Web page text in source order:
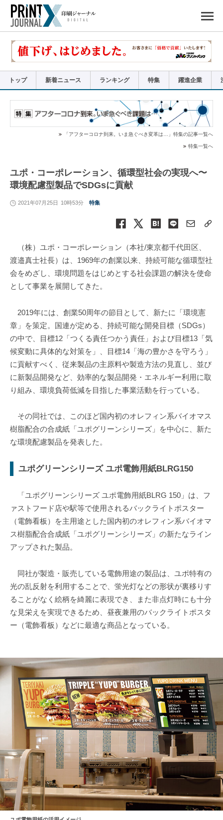
で
リ
トップ 新着ニュース ランキング 特集 躍進企業
「アフターコロナ到来。いま急ぐべき変革は…」特集の記事一覧へ
特集一覧へ
ユポ・コーポレーション、循環型社会の実現へ〜
環境配慮型製品でSDGsに貢献
2021年07月25日 10時53分 特集
（株）ユポ・コーポレーション（本社/東京都千代田区、
渡邉真士社長）は、1969年の創業以来、持続可能な循環型社
会をめざし、環境問題をはじめとする社会課題の解決を使命
として事業を展開してきた。
2019年には、創業50周年の節目として、新たに「環境憲
章」を策定。国連が定める、持続可能な開発目標（SDGs）
の中で、目標12「つくる責任つかう責任」および目標13「気
候変動に具体的な対策を」、目標14「海の豊かさを守ろう」
に貢献すべく、従来製品の主原料や製造方法の見直し、並び
に新製品開発など、効率的な製品開発・エネルギー利用に取
り組み、環境負荷低減を目指した事業活動を行っている。
その同社では、このほど国内初のオレフィン系バイオマス
樹脂配合の合成紙「ユポグリーンシリーズ」を中心に、新た
な環境配慮製品を発表した。
ユポグリーンシリーズ ユポ電飾用紙BLRG150
「ユポグリーンシリーズ ユポ電飾用紙BLRG 150」は、フ
ァストフード店や駅等で使用されるバックライトポスター
（電飾看板）を主用途とした国内初のオレフィン系バイオマ
ス樹脂配合合成紙「ユポグリーンシリーズ」の新たなライン
アップされた製品。
同社が製造・販売している電飾用途の製品は、ユポ特有の
光の乱反射を利用することで、蛍光灯などの形状が裏移りす
ることがなく絵柄を綺麗に表現でき、また非点灯時にも十分
な見栄えを実現できるため、昼夜兼用のバックライトポスタ
ー（電飾看板）などに最適な商品となっている。